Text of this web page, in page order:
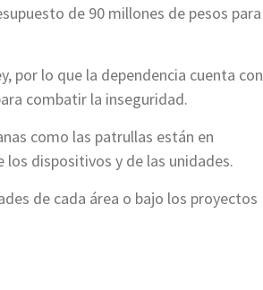
de 90 millones de pesos para
por lo que la dependencia cuenta con
combatir la inseguridad.
como las patrullas están en
los dispositivos y de las unidades.
de cada área o bajo los proyectos